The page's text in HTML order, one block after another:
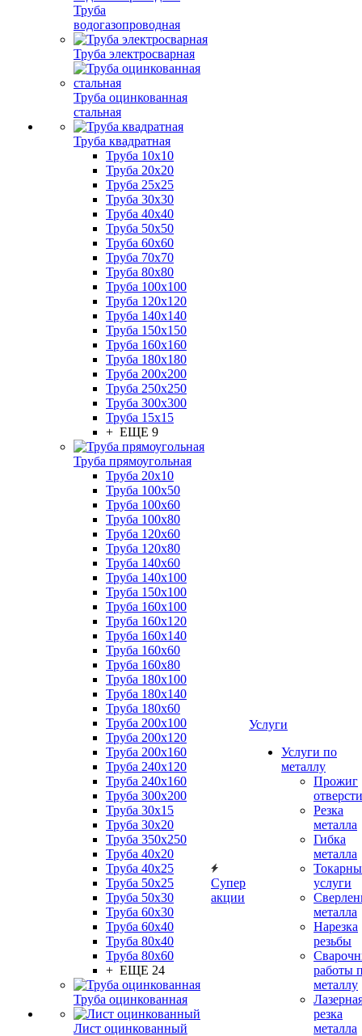
Труба
водогазопроводная
Труба электросварная
Труба оцинкованная
стальная
Труба квадратная
Труба 10x10
Труба 20x20
Труба 25x25
Труба 30x30
Труба 40x40
Труба 50x50
Труба 60x60
Труба 70x70
Труба 80x80
Труба 100x100
Труба 120x120
Труба 140x140
Труба 150x150
Труба 160x160
Труба 180x180
Труба 200x200
Труба 250x250
Труба 300x300
Труба 15x15
+ ЕЩЕ 9
Труба прямоугольная
Труба 20x10
Труба 100x50
Труба 100x60
Труба 100x80
Труба 120x60
Труба 120x80
Труба 140x60
Труба 140x100
Труба 150x100
Труба 160x100
Труба 160x120
Труба 160x140
Труба 160x60
Труба 160x80
Труба 180x100
Труба 180x140
Труба 180x60
Труба 200x100
Труба 200x120
Труба 200x160
Труба 240x120
Труба 240x160
Труба 300x200
Труба 30x15
Труба 30x20
Труба 350x250
Труба 40x20
Труба 40x25
Труба 50x25
Труба 50x30
Труба 60x30
Труба 60x40
Труба 80x40
Труба 80x60
+ ЕЩЕ 24
Труба оцинкованная
Лист оцинкованный
Супер
акции
Услуги
Услуги по
металлу
Прожиг
Резка
металла
Гибка
металла
услуги
металла
Нарезка
резьбы
работы
металлу
резка
металла